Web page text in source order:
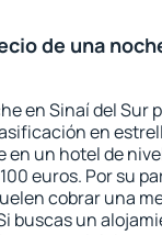
de una
en Sinaí del Sur
en
en un hotel de
euros. Por su
cobrar una
buscas un